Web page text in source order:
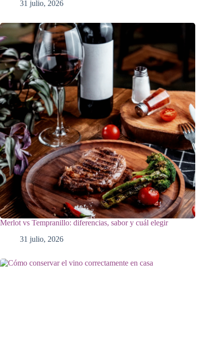
31 julio, 2026
Merlot vs Tempranillo: diferencias, sabor y cuál elegir
31 julio, 2026